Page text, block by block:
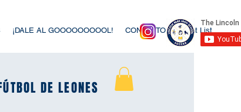
¡DALE AL GOOOOOOOOOL! CONTACTO Event List
DE LEONES
DE LEONES